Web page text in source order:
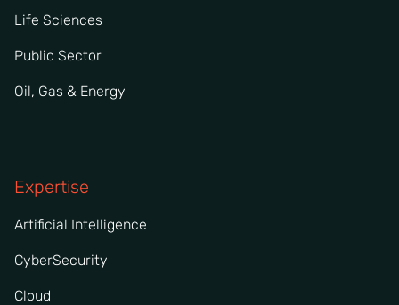
Life Sciences
Public Sector
Oil, Gas & Energy
Expertise
Artificial Intelligence
CyberSecurity
Cloud